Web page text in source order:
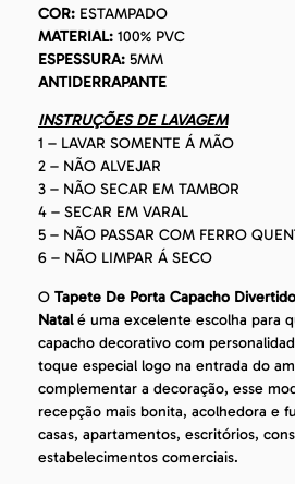
COR: ESTAMPADO
MATERIAL: 100% PVC
ESPESSURA: 5MM
ANTIDERRAPANTE
INSTRUÇÕES DE LAVAGEM
1 – LAVAR SOMENTE Á MÃO
2 – NÃO ALVEJAR
3 – NÃO SECAR EM TAMBOR
4 – SECAR EM VARAL
5 – NÃO PASSAR COM FERRO
6 – NÃO LIMPAR Á SECO
O Tapete De Porta Capacho
Natalé uma excelente escolha para
capacho decorativo com
toque especial logo na entrada do
complementar a decoração, esse
recepção mais bonita, acolhedora e
casas, apartamentos, escritórios,
estabelecimentos comerciais.